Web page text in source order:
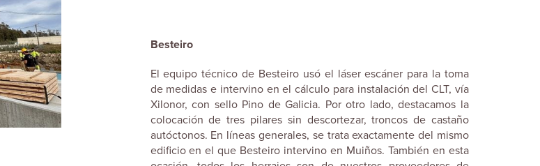
Besteiro
El equipo técnico de Besteiro usó el láser escáner para la toma
de medidas e intervino en el cálculo para instalación del CLT, vía
Xilonor, con sello Pino de Galicia. Por otro lado, destacamos la
colocación de tres pilares sin descortezar, troncos de castaño
autóctonos. En líneas generales, se trata exactamente del mismo
edificio en el que Besteiro intervino en Muiños. También en esta